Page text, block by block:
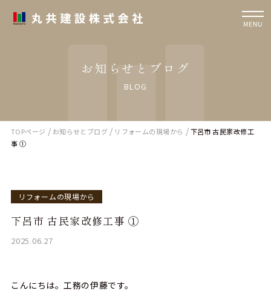
お知らせとブログ
BLOG
TOPページ / お知らせとブログ / リフォームの現場から /下呂市 古民家改修工
事 ①
リフォームの現場から
下呂市 古民家改修工事 ①
2025.06.27
こんにちは。工務の伊藤です。